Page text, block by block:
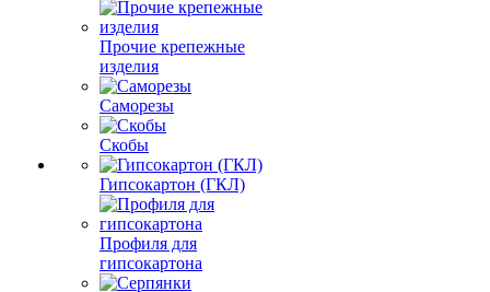
Прочие крепежные
изделия
Саморезы
Скобы
Гипсокартон (ГКЛ)
Профиля для
гипсокартона